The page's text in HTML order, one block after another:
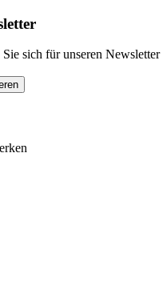
sich für unseren Newsletter